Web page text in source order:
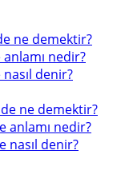
ne demektir?
nedir?
denir?
ne demektir?
anlamı nedir?
nasıl denir?